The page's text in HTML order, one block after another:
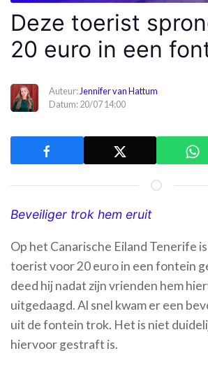
Deze toerist
20 euro in een
Auteur:Jennifer van Hattum
Datum: 20/07 14:00
Beveiliger trok hem eruit
Op het Canarische Eiland Tenerife
toerist voor 20 euro in een fontein
deed hij nadat zijn vrienden hem
uitgedaagd. Al snel kwam er een
uit de fontein trok. Het is niet
hiervoor gestraft is.